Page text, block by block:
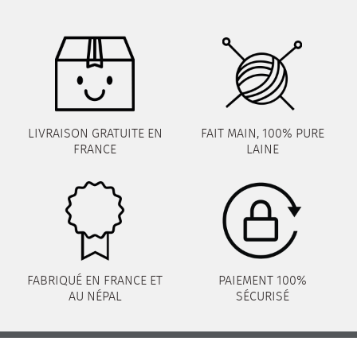
LIVRAISON GRATUITE EN
FRANCE
FAIT MAIN, 100% PURE
LAINE
FABRIQUÉ EN FRANCE ET
AU NÉPAL
PAIEMENT 100%
SÉCURISÉ